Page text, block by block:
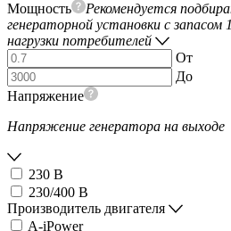
Мощность
Рекомендуется
генераторной установки с
нагрузки потребителей
От
До
Напряжение
Напряжение генератора на выходе
230 В
230/400 В
Производитель двигателя
A-iPower